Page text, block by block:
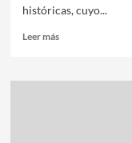
históricas, cuyo...
Leer más